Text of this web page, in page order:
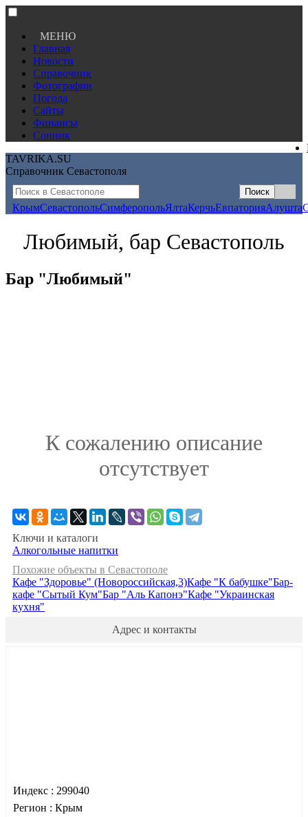
МЕНЮ
Главная
Новости
Справочник
Фотографии
Погода
Сайты
Финансы
Сонник
TAVRIKA.SU
Справочник Севастополя
КрымСевастопольСимферопольЯлтаКерчьЕвпаторияАлушта
Любимый, бар Севастополь
Бар "Любимый"
К сожалению описание
отсутствует
Ключи и каталоги
Алкогольные напитки
Похожие объекты в Севастополе
Кафе "Здоровье" (Новороссийская,3)Кафе "К бабушке"Бар-
кафе "Сытый Кум"Бар "Аль Капонэ"Кафе "Украинская
кухня"
Адрес и контакты
Индекс : 299040
Регион : Крым